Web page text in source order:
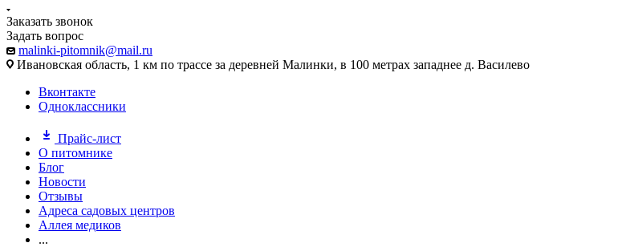
Заказать звонок
Задать вопрос
malinki-pitomnik@mail.ru
Ивановская область, 1 км по трассе за деревней Малинки, в 100 метрах западнее д. Василево
Вконтакте
Одноклассники
Прайс-лист
О питомнике
Блог
Новости
Отзывы
Адреса садовых центров
Аллея медиков
...